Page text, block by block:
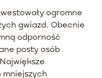
ogromne
gwiazd. Obecnie
odporność
posty osób
mniejszych